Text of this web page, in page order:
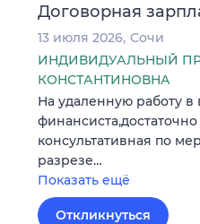
Договорная
13 июля 2026 Сочи
ИНДИВИДУАЛЬНЫЙ
КОНСТАНТИНОВНА
На удаленную работу
консультативная по
разрезе…
Показать ещё
Откликнуться